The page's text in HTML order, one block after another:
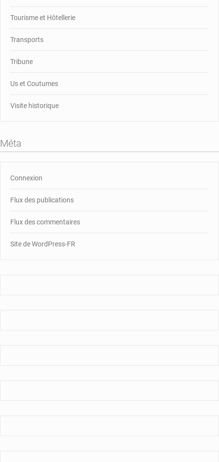
Tourisme et Hôtellerie
Transports
Tribune
Us et Coutumes
Visite historique
Méta
Connexion
Flux des publications
Flux des commentaires
Site de WordPress-FR